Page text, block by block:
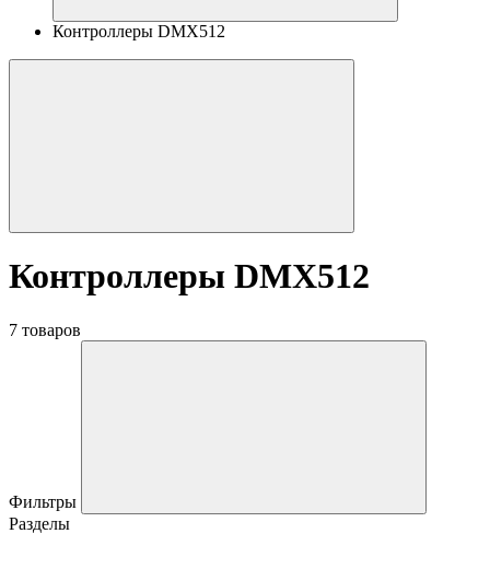
Контроллеры DMX512
Контроллеры DMX512
7 товаров
Фильтры
Разделы